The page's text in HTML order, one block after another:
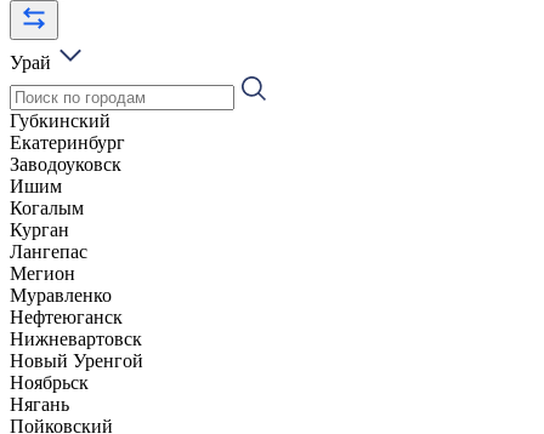
Урай
Губкинский
Екатеринбург
Заводоуковск
Ишим
Когалым
Курган
Лангепас
Мегион
Муравленко
Нефтеюганск
Нижневартовск
Новый Уренгой
Ноябрьск
Нягань
Пойковский